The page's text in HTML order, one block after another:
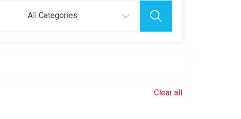
All Categories
Clear all